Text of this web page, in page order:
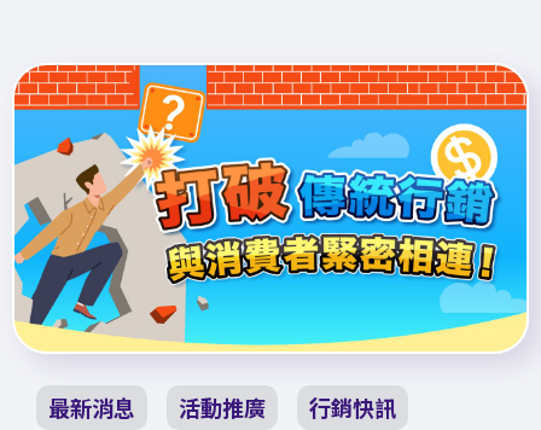
最新消息 活動推廣 行銷快訊